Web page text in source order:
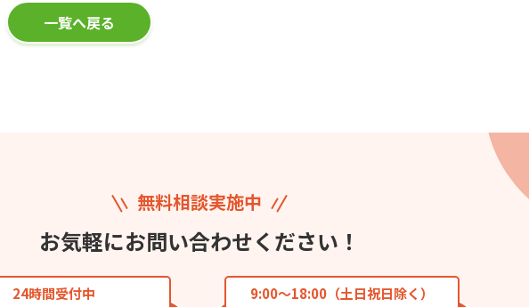
一覧へ戻る
無料相談実施中
お気軽にお問い合わせください！
24時間受付中 9:00〜18:00（土日祝日除く）